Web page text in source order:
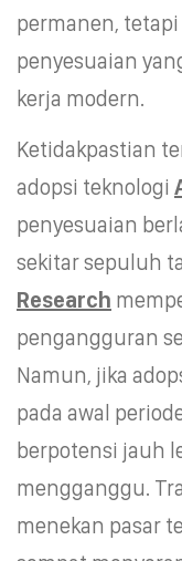
permanen,
penyesuaian
kerja modern.
Ketidakpastian
adopsi teknologi
penyesuaian
sekitar sepuluh
Research
pengangguran
Namun, jika
pada awal
berpotensi jauh
mengganggu.
menekan pasar